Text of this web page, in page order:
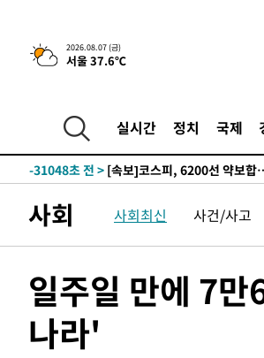
2026.08.07 (금)
서울 37.6℃
실시간 정치 국제
-7775초 전 > [속보]원·달러 환율, 오전 9시
-31361초 전 >
외국인 심판 성 접대 7경기
-31095초 전 >
-31048초 전 > [속보]코스피, 6200선 약보
-30917초 전 >
[속보] 노원서 40.1도 관측…
-28007초 전 >[속보]종합특검, '계엄 수용공
-26851초 전 >11시간 압수수색에 성접대
-25873초 전 >
병태 후임
-22231초 전 >
사회 사회최신 사건/사고
일주일 만에 7
나라'